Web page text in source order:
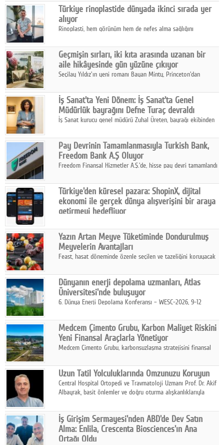
Türkiye rinoplastide dünyada ikinci sırada yer
alıyor
Rinoplasti, hem görünüm hem de nefes alma sağlığını
biri konumunda.
Geçmişin sırları, iki kıta arasında uzanan bir
aile hikâyesinde gün yüzüne çıkıyor
Seçilay Yıldız'ın yeni romanı Bayan Minty, Princeton'dan
katmanlı bir aile hikâyesi anlatıyor.
İş Sanat'ta Yeni Dönem: İş Sanat'ta Genel
Müdürlük bayrağını Defne Turaç devraldı
İş Sanat kurucu genel müdürü Zuhal Üreten, bayrağı ekibinden
Pay Devrinin Tamamlanmasıyla Turkish Bank,
Freedom Bank A.Ş Oluyor
Freedom Finansal Hizmetler A.Ş.'de, hisse pay devri tamamlandı
Turkish Bank'ın ticaret unvanının “Freedom Bank A.Ş.” olmasına
karar verildi.
Türkiye'den küresel pazara: ShopinX, dijital
ekonomi ile gerçek dünya alışverişini bir araya
getirmeyi hedefliyor
ekonomi ile gerçek dünya alışveriş deneyimi arasında köprü
kurmayı hedefleyen vizyonuyla uluslararası pazarlara açılıyor.
Yazın Artan Meyve Tüketiminde Dondurulmuş
Meyvelerin Avantajları
Feast, hasat döneminde özenle seçilen ve tazeliğini koruyacak
pratik, güvenilir ve lezzetli bir alternatif sunuyor.
Dünyanın enerji depolama uzmanları, Atlas
Üniversitesi'nde buluşuyor
6. Dünya Enerji Depolama Konferansı – WESC-2026, 9-12
sahipliğinde gerçekleştirilecek.
Medcem Çimento Grubu, Karbon Maliyet Riskini
Yeni Finansal Araçlarla Yönetiyor
Medcem Çimento Grubu, karbonsuzlaşma stratejisini finansal
Uzun Tatil Yolculuklarında Omzunuzu Koruyun
Central Hospital Ortopedi ve Travmatoloji Uzmanı Prof. Dr. Akif
Albayrak, basit önlemler ve doğru oturma alışkanlıklarıyla
İş Girişim Sermayesi'nden ABD'de Dev Satın
Alma: Enlila, Crescenta Biosciences'ın Ana
Ortağı Oldu